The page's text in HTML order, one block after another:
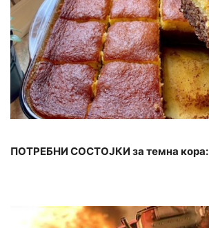
ПОТРЕБНИ СОСТОЈКИ за темна кора: